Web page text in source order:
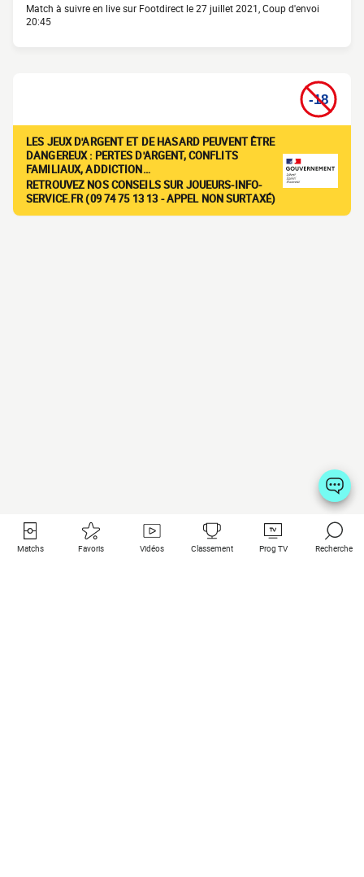
Match à suivre en live sur Footdirect le 27 juillet 2021, Coup d'envoi
20:45
LES JEUX D'ARGENT ET DE HASARD PEUVENT ÊTRE
DANGEREUX : PERTES D'ARGENT, CONFLITS
FAMILIAUX, ADDICTION…
RETROUVEZ NOS CONSEILS SUR JOUEURS-INFO-
SERVICE.FR (09 74 75 13 13 - APPEL NON SURTAXÉ)
Matchs Favoris Vidéos Classement Prog TV Recherche